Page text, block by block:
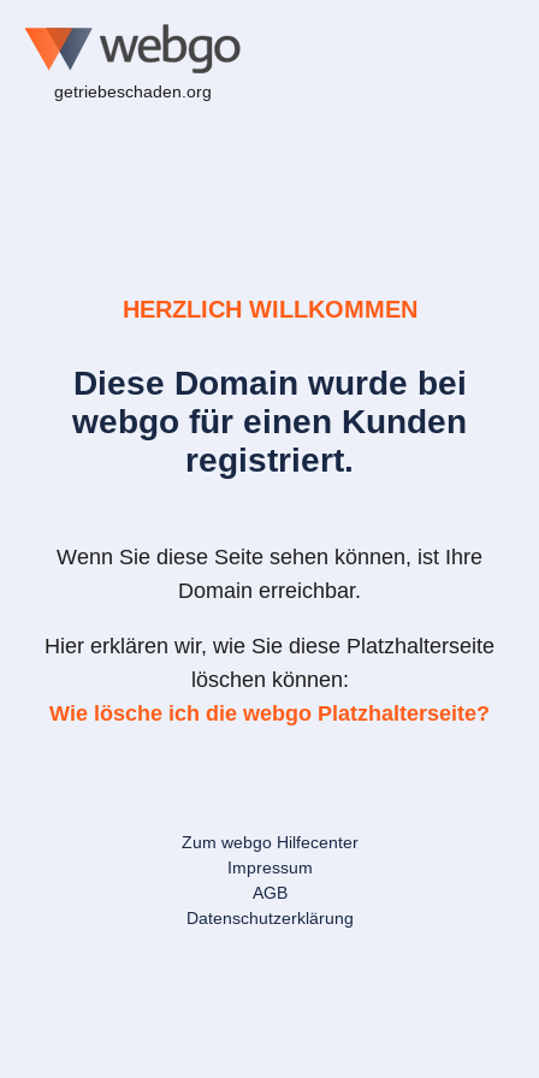
getriebeschaden.org
HERZLICH WILLKOMMEN
Diese Domain wurde bei
webgo für einen Kunden
registriert.
Wenn Sie diese Seite sehen können, ist Ihre
Domain erreichbar.
Hier erklären wir, wie Sie diese Platzhalterseite
löschen können:
Wie lösche ich die webgo Platzhalterseite?
Zum webgo Hilfecenter
Impressum
AGB
Datenschutzerklärung